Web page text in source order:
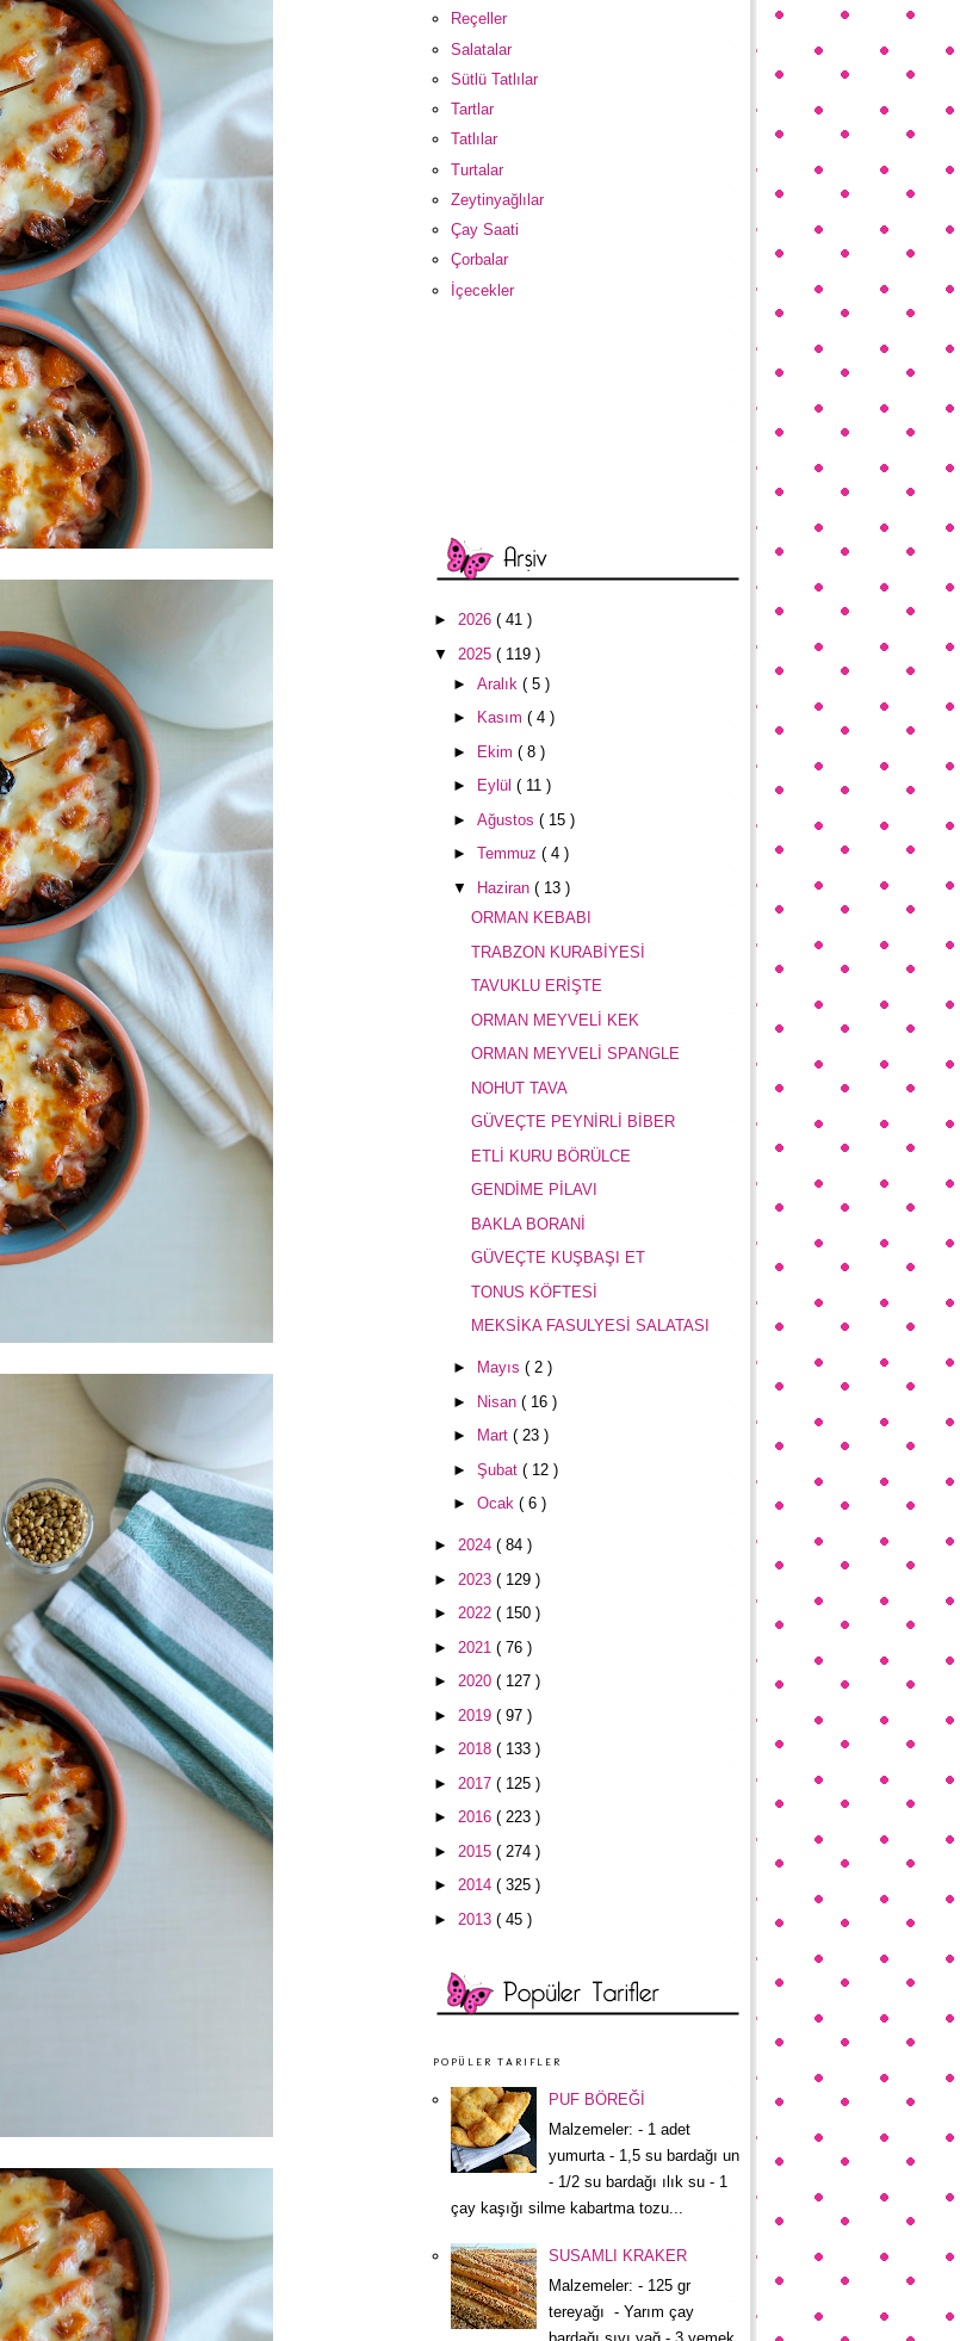
Reçeller
Salatalar
Sütlü Tatlılar
Tartlar
Tatlılar
Turtalar
Zeytinyağlılar
Çay Saati
Çorbalar
İçecekler
► 2026 ( 41 )
▼ 2025 ( 119 )
► Aralık ( 5 )
►
Kasım ( 4 )
►
Ekim ( 8 )
►
Eylül ( 11 )
► Ağustos ( 15 )
► Temmuz ( 4 )
▼
Haziran ( 13 )
ORMAN KEBABI
TRABZON KURABİYESİ
TAVUKLU ERİŞTE
ORMAN MEYVELİ KEK
ORMAN MEYVELİ SPANGLE
NOHUT TAVA
GÜVEÇTE PEYNİRLİ BİBER
ETLİ KURU BÖRÜLCE
GENDİME PİLAVI
BAKLA BORANİ
GÜVEÇTE KUŞBAŞI ET
TONUS KÖFTESİ
MEKSİKA FASULYESİ SALATASI
► Mayıs ( 2 )
► Nisan ( 16 )
►
Mart ( 23 )
► Şubat ( 12 )
► Ocak ( 6 )
► 2024 ( 84 )
► 2023 ( 129 )
► 2022 ( 150 )
► 2021 ( 76 )
► 2020 ( 127 )
► 2019 ( 97 )
► 2018 ( 133 )
► 2017 ( 125 )
► 2016 ( 223 )
► 2015 ( 274 )
► 2014 ( 325 )
► 2013 ( 45 )
POPÜLER TARIFLER
PUF BÖREĞİ
Malzemeler: - 1 adet
yumurta - 1,5 su bardağı un
- 1/2 su bardağı ılık su - 1
çay kaşığı silme kabartma tozu...
SUSAMLI KRAKER
Malzemeler: - 125 gr
tereyağı - Yarım çay